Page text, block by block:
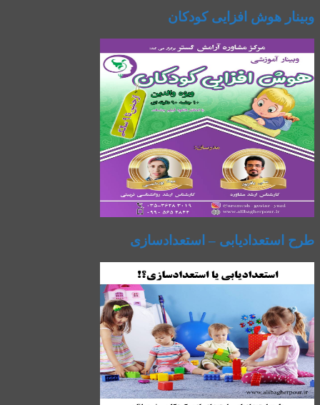
وبینار هوش افزایی کودکان
طرح استعدادیابی – استعدادسازی